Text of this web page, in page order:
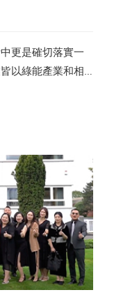
更是確切落實一
以綠能產業和相
雙贏」為主要原
下一代留下乾